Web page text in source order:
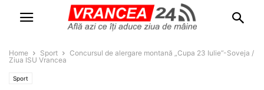
Home Sport
Concursul de alergare montană „Cupa 23 Iulie”-Soveja /
Ziua ISU Vrancea
Sport